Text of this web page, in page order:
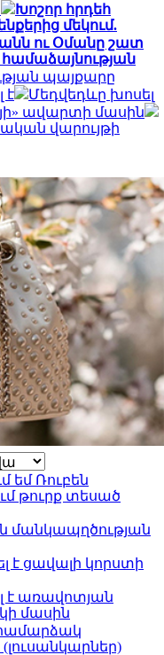
Խոշոր հրդեհ
մեկում.
ու Օմանը շատ
համաձայնության
պայքարը
է
Մեդվեդևը խոսել
ավարտի մասին
վարույթի
Ռուբեն
թուրք տեսած
մանկապղծության
է ցավալի կորստի
է առավոտյան
մասին